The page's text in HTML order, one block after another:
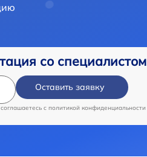
со специалистом
Оставить заявку
c политикой конфиденциальности